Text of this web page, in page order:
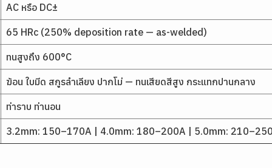
AC หรือ DC±
65 HRc (250% deposition rate — as-welded)
ทนสูงถึง 600°C
ฆ้อน ใบมีด สกูรลำเลียง ปากโม่ — ทนเสียดสีสูง กระแทกปานกลาง
ท่าราบ ท่านอน
3.2mm: 150–170A | 4.0mm: 180–200A | 5.0mm: